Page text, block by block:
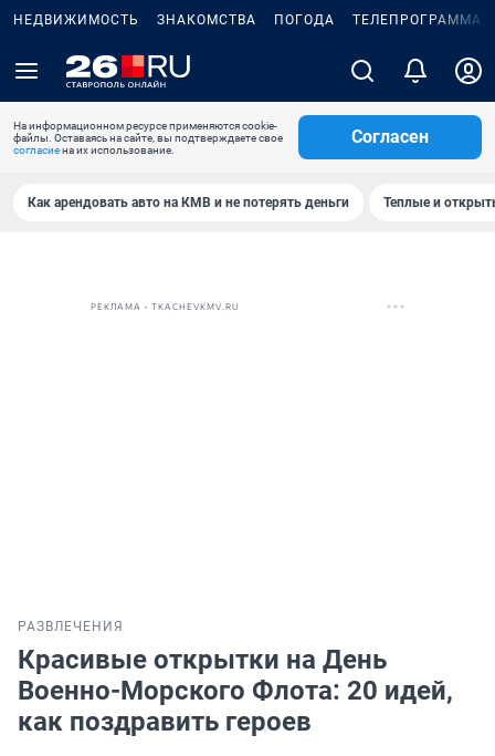
НЕДВИЖИМОСТЬ ЗНАКОМСТВА ПОГОДА ТЕЛЕПРОГРАММА
На информационном ресурсе применяются cookie-
файлы. Оставаясь на сайте, вы подтверждаете свое
согласиена их использование.
Согласен
Как арендовать авто на КМВ и не потерять деньги Теплые и
РЕКЛАМА • TKACHEVKMV.RU
РАЗВЛЕЧЕНИЯ
Красивые открытки на День
Военно-Морского Флота: 20 идей,
как поздравить героев